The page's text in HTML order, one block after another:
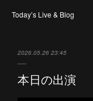
Today’s Live & Blog
2026.05.26 23:45
本日の出演